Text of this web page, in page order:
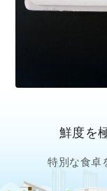
鮮度を
特別な食卓